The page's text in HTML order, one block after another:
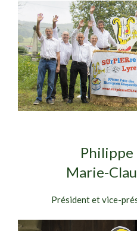
Marie-
Président et vice-